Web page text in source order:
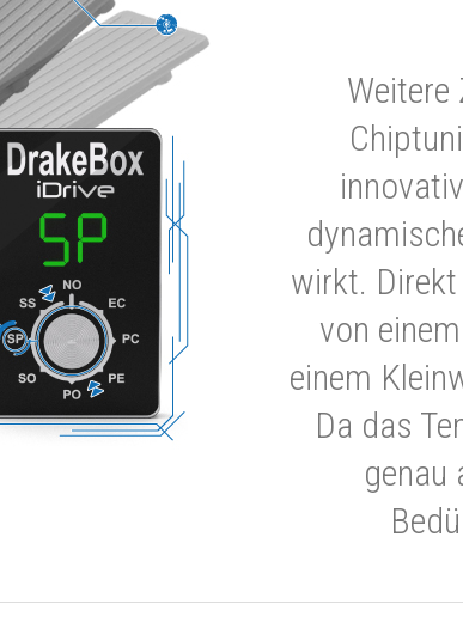
wirkt.
von
einem
Da das
genau